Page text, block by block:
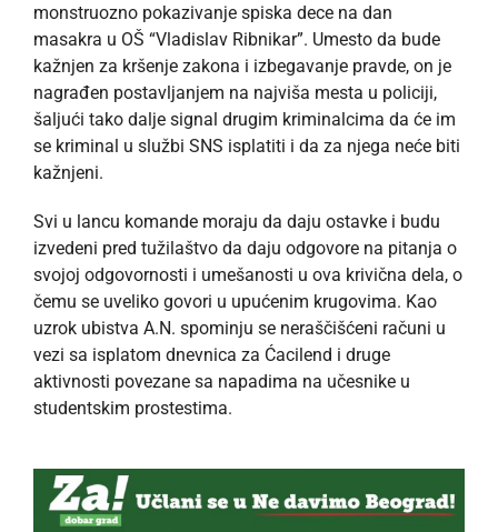
monstruozno pokazivanje spiska dece na dan
masakra u OŠ “Vladislav Ribnikar”. Umesto da bude
kažnjen za kršenje zakona i izbegavanje pravde, on je
nagrađen postavljanjem na najviša mesta u policiji,
šaljući tako dalje signal drugim kriminalcima da će im
se kriminal u službi SNS isplatiti i da za njega neće biti
kažnjeni.
Svi u lancu komande moraju da daju ostavke i budu
izvedeni pred tužilaštvo da daju odgovore na pitanja o
svojoj odgovornosti i umešanosti u ova krivična dela, o
čemu se uveliko govori u upućenim krugovima. Kao
uzrok ubistva A.N. spominju se neraščišćeni računi u
vezi sa isplatom dnevnica za Ćacilend i druge
aktivnosti povezane sa napadima na učesnike u
studentskim prostestima.